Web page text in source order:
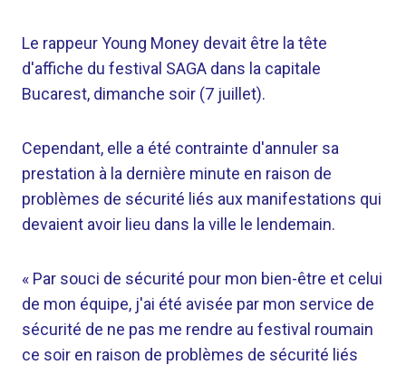
Le rappeur Young Money devait être la tête
d'affiche du festival SAGA dans la capitale
Bucarest, dimanche soir (7 juillet).
Cependant, elle a été contrainte d'annuler sa
prestation à la dernière minute en raison de
problèmes de sécurité liés aux manifestations qui
devaient avoir lieu dans la ville le lendemain.
« Par souci de sécurité pour mon bien-être et celui
de mon équipe, j'ai été avisée par mon service de
sécurité de ne pas me rendre au festival roumain
ce soir en raison de problèmes de sécurité liés